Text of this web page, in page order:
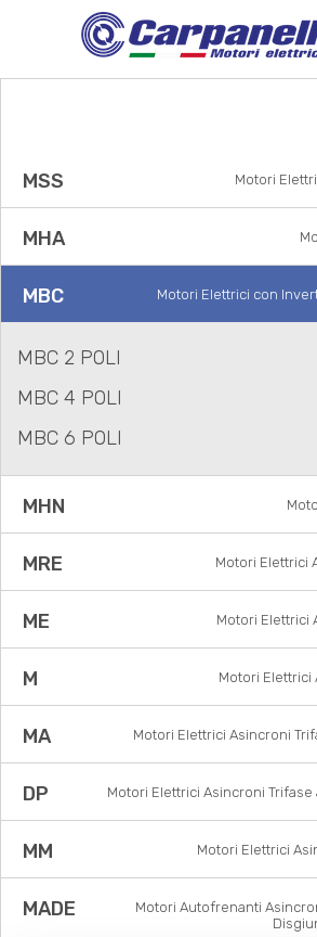
MSS Motori
MHA
MBC Motori Elettrici con
MBC 2 POLI
MBC 4 POLI
MBC 6 POLI
MHN
MRE Motori Elettrici
ME Motori Elettrici
M Motori Elettrici
MA Motori Elettrici Asincroni
DP Motori Elettrici Asincroni Trifase
MM Motori Elettrici
MADE
Motori Autofrenanti